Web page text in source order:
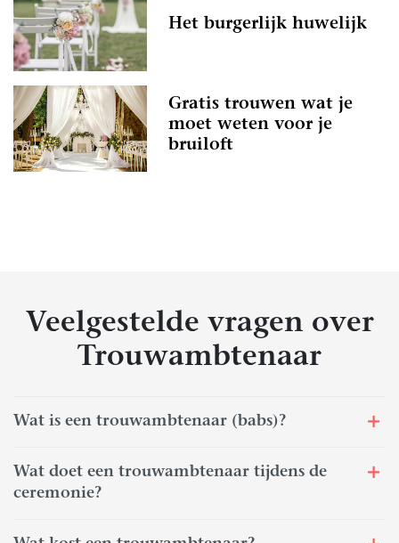
Het burgerlijk huwelijk
Gratis trouwen wat je
moet weten voor je
bruiloft
Veelgestelde vragen over
Trouwambtenaar
Wat is een trouwambtenaar (babs)?
Wat doet een trouwambtenaar tijdens de
ceremonie?